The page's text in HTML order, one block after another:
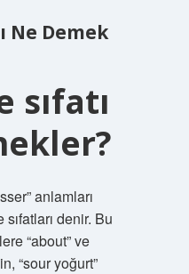
Ne Demek
sıfatı
anlamları
denir. Bu
“about” ve
“sour yoğurt”